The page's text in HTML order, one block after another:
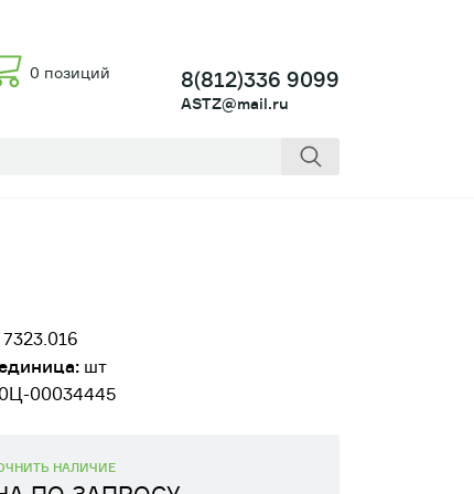
0 позиций 8(812)336 9099
ASTZ@mail.ru
7323.016
шт
0Ц-00034445
НАЛИЧИЕ